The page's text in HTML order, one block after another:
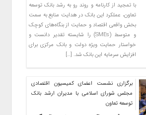
با تمجید از کارنامه و روند رو به رشد بانک توسعه
تعاون، عملکرد این بانک در هدایت منابع به سمت
بخش واقعی اقتصاد و حمایت از بنگاه‌های کوچک
و متوسط (SMEs) را شایسته تقدیر دانست و
خواستار حمایت ویژه دولت و بانک مرکزی برای
افزایش سرمایه این بانک شد. […]
برگزاری نشست اعضای کمیسیون اقتصادی
مجلس شورای اسلامی با مدیران ارشد بانک
توسعه تعاون